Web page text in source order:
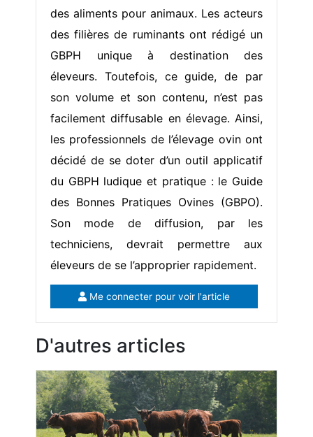
des aliments pour animaux. Les acteurs
des filières de ruminants ont rédigé un
GBPH unique à destination des
éleveurs. Toutefois, ce guide, de par
son volume et son contenu, n’est pas
facilement diffusable en élevage. Ainsi,
les professionnels de l’élevage ovin ont
décidé de se doter d’un outil applicatif
du GBPH ludique et pratique : le Guide
des Bonnes Pratiques Ovines (GBPO).
Son mode de diffusion, par les
techniciens, devrait permettre aux
éleveurs de se l’approprier rapidement.
Me connecter pour voir l'article
D'autres articles